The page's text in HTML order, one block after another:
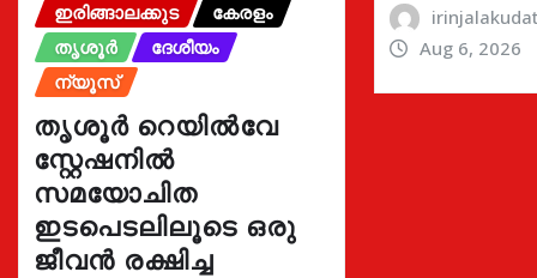
ഇരിങ്ങാലക്കുട
കേരളം
തൃശൂർ
ദേശീയം
ന്യൂസ്
തൃശൂർ റെയിൽവേ
സ്റ്റേഷനിൽ
സമയോചിത
ഇടപെടലിലൂടെ ഒരു
ജീവൻ രക്ഷിച്ച
Aug 6, 2026